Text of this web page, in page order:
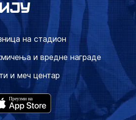
на стадион
и вредне награде
и меч центар